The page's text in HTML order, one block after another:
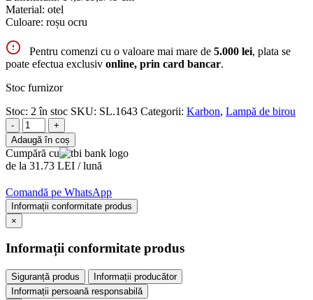
Material: otel
Culoare: roșu ocru
Pentru comenzi cu o valoare mai mare de 5.000 lei, plata se
poate efectua exclusiv online, prin card bancar.
Stoc furnizor
Stoc: 2 în stoc SKU: SL.1643 Categorii: Karbon, Lampă de birou
-
+
Adaugă în coș
Cumpără cu
de la 31.73 LEI / lună
Comandă pe WhatsApp
Informații conformitate produs
×
Informații conformitate produs
Siguranță produs
Informații producător
Informații persoană responsabilă